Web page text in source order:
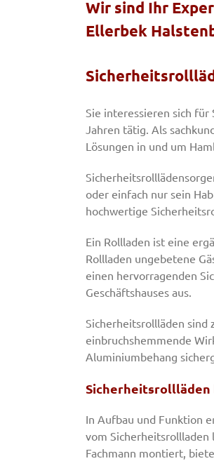
Wir sind Ihr
Ellerbek
Sie interessieren sich für
Jahren tätig. Als
Lösungen in und um
oder einfach nur sein
hochwertige
Ein Rollladen ist eine
Rollladen ungebetene
einen hervorragenden
Geschäftshauses aus.
Sicherheitsrollläden sind
einbruchshemmende
Aluminiumbehang
In Aufbau und Funktion
vom Sicherheitsrollladen
Fachmann montiert,